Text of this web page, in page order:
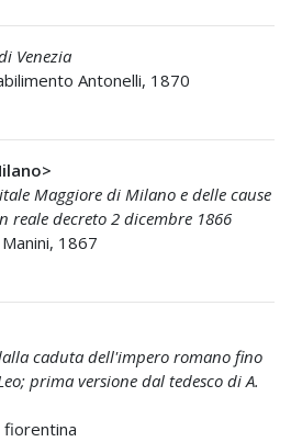
Venezia
Antonelli, 1870
Maggiore di Milano e delle cause
reale decreto 2 dicembre 1866
1867
caduta dell'impero romano fino
prima versione dal tedesco di A.
fiorentina